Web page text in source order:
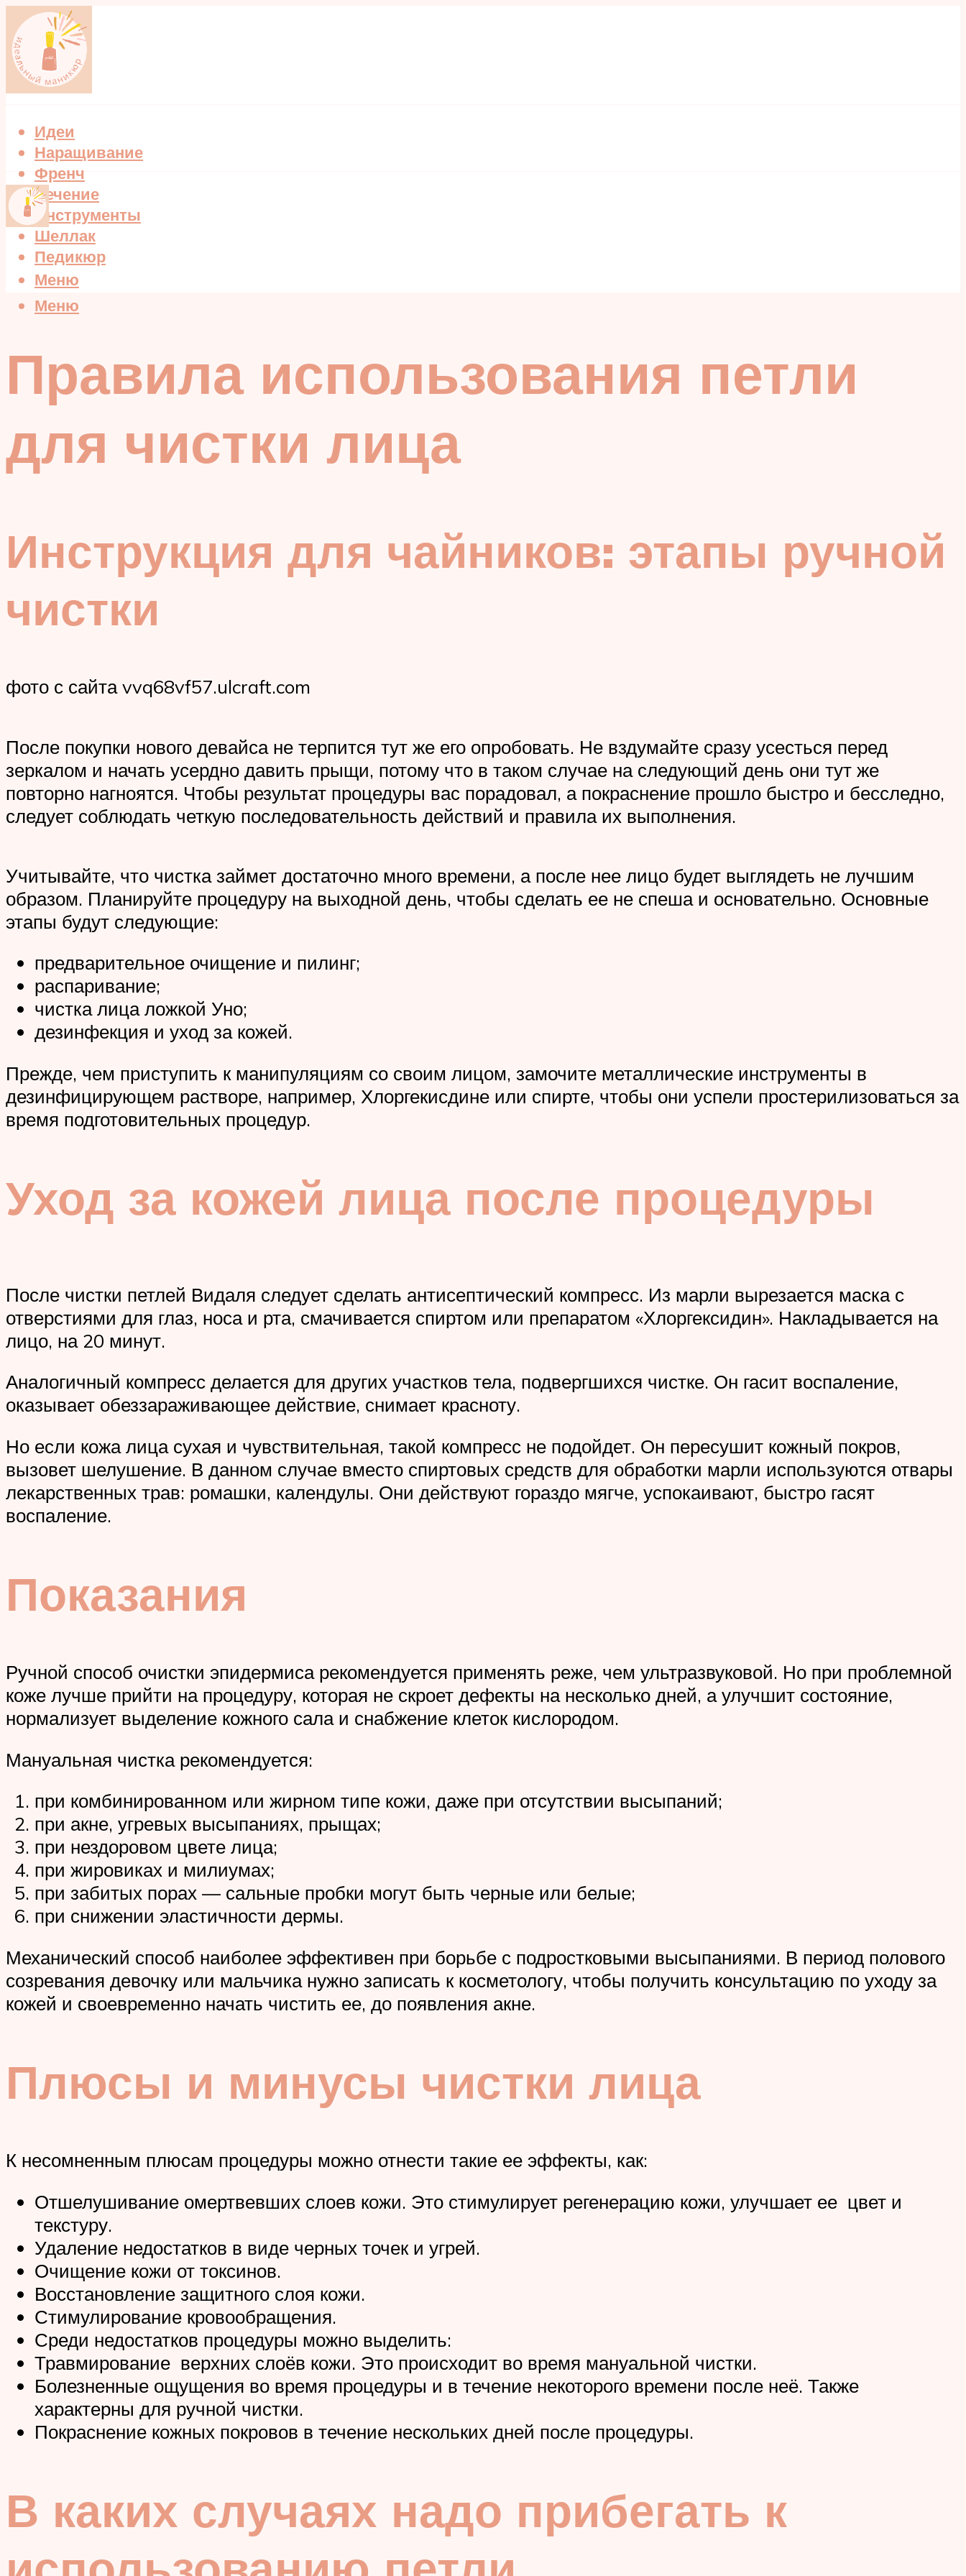
Идеи
Наращивание
Френч
Лечение
Инструменты
Шеллак
Педикюр
Меню
Меню
Правила использования петли
для чистки лица
Инструкция для чайников: этапы ручной
чистки
фото с сайта vvq68vf57.ulcraft.com
После покупки нового девайса не терпится тут же его опробовать. Не вздумайте сразу усесться перед
зеркалом и начать усердно давить прыщи, потому что в таком случае на следующий день они тут же
повторно нагноятся. Чтобы результат процедуры вас порадовал, а покраснение прошло быстро и бесследно,
следует соблюдать четкую последовательность действий и правила их выполнения.
Учитывайте, что чистка займет достаточно много времени, а после нее лицо будет выглядеть не лучшим
образом. Планируйте процедуру на выходной день, чтобы сделать ее не спеша и основательно. Основные
этапы будут следующие:
предварительное очищение и пилинг;
распаривание;
чистка лица ложкой Уно;
дезинфекция и уход за кожей.
Прежде, чем приступить к манипуляциям со своим лицом, замочите металлические инструменты в
дезинфицирующем растворе, например, Хлоргекисдине или спирте, чтобы они успели простерилизоваться за
время подготовительных процедур.
Уход за кожей лица после процедуры
После чистки петлей Видаля следует сделать антисептический компресс. Из марли вырезается маска с
отверстиями для глаз, носа и рта, смачивается спиртом или препаратом «Хлоргексидин». Накладывается на
лицо, на 20 минут.
Аналогичный компресс делается для других участков тела, подвергшихся чистке. Он гасит воспаление,
оказывает обеззараживающее действие, снимает красноту.
Но если кожа лица сухая и чувствительная, такой компресс не подойдет. Он пересушит кожный покров,
вызовет шелушение. В данном случае вместо спиртовых средств для обработки марли используются отвары
лекарственных трав: ромашки, календулы. Они действуют гораздо мягче, успокаивают, быстро гасят
воспаление.
Показания
Ручной способ очистки эпидермиса рекомендуется применять реже, чем ультразвуковой. Но при проблемной
коже лучше прийти на процедуру, которая не скроет дефекты на несколько дней, а улучшит состояние,
нормализует выделение кожного сала и снабжение клеток кислородом.
Мануальная чистка рекомендуется:
при комбинированном или жирном типе кожи, даже при отсутствии высыпаний;
при акне, угревых высыпаниях, прыщах;
при нездоровом цвете лица;
при жировиках и милиумах;
при забитых порах — сальные пробки могут быть черные или белые;
при снижении эластичности дермы.
Механический способ наиболее эффективен при борьбе с подростковыми высыпаниями. В период полового
созревания девочку или мальчика нужно записать к косметологу, чтобы получить консультацию по уходу за
кожей и своевременно начать чистить ее, до появления акне.
Плюсы и минусы чистки лица
К несомненным плюсам процедуры можно отнести такие ее эффекты, как:
Отшелушивание омертвевших слоев кожи. Это стимулирует регенерацию кожи, улучшает ее цвет и
текстуру.
Удаление недостатков в виде черных точек и угрей.
Очищение кожи от токсинов.
Восстановление защитного слоя кожи.
Стимулирование кровообращения.
Среди недостатков процедуры можно выделить:
Травмирование верхних слоёв кожи. Это происходит во время мануальной чистки.
Болезненные ощущения во время процедуры и в течение некоторого времени после неё. Также
характерны для ручной чистки.
Покраснение кожных покровов в течение нескольких дней после процедуры.
В каких случаях надо прибегать к